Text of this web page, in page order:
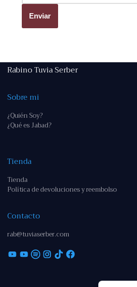
Rabino Tuvia Serber
Sobre mi
¿Quién Soy?
¿Qué es Jabad?
Tienda
Tienda
Política de devoluciones y reembolso
Contacto
rab@tuviaserber.com